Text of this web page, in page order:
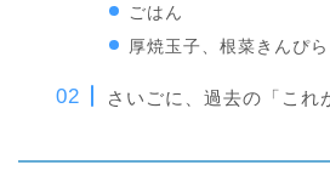
ごはん
厚焼玉子、根菜きんぴら
さいごに、過去の「これ